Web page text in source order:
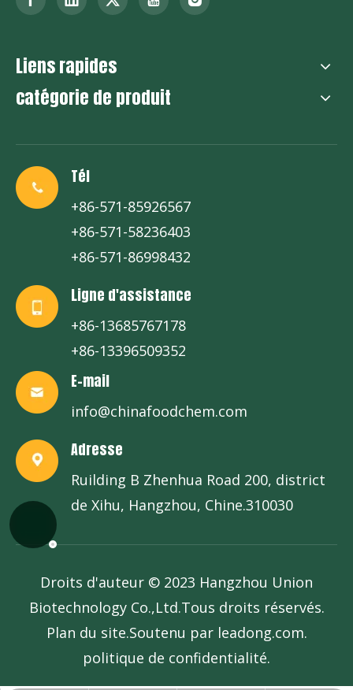
Liens rapides
catégorie de produit
Tél
+86-571-85926567
+86-571-58236403
+86-571-86998432
Ligne d'assistance
+86-13685767178
+86-13396509352
E-mail
info@chinafoodchem.com
Adresse
Ruilding B Zhenhua Road 200, district
de Xihu, Hangzhou, Chine.310030
Droits d'auteur © 2023 Hangzhou Union
Biotechnology Co.,Ltd.Tous droits réservés.
Plan du site.Soutenu par leadong.com.
politique de confidentialité.